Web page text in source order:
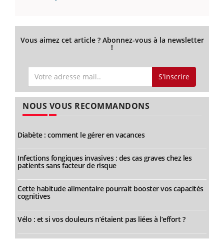
Vous aimez cet article ? Abonnez-vous à la newsletter
!
S'inscrire
NOUS VOUS RECOMMANDONS
Diabète : comment le gérer en vacances
Infections fongiques invasives : des cas graves chez les
patients sans facteur de risque
Cette habitude alimentaire pourrait booster vos capacités
cognitives
Vélo : et si vos douleurs n’étaient pas liées à l’effort ?